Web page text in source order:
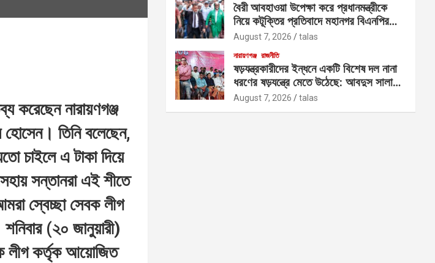
করেছেন নারায়ণগঞ্জ
তিনি বলেছেন,
চাইলে এ টাকা দিয়ে
সন্তানরা এই শীতে
স্বেচ্ছা সেবক লীগ
(২০ জানুয়ারী)
লীগ কর্তৃক আয়োজিত
বৈরী আবহাওয়া উপেক্ষা করে প্রধানমন্ত্রীকে
নিয়ে কটূক্তির প্রতিবাদে মহানগর বিএনপির
বিক্ষোভ
August 7, 2026 talas
নারায়ণগঞ্জ রাজনীতি
ষড়যন্ত্রকারীদের ইন্ধনে একটি বিশেষ দল নানা
ধরণের ষড়যন্ত্রে মেতে উঠেছে: আবদুস সালাম
আজাদ
August 7, 2026 talas